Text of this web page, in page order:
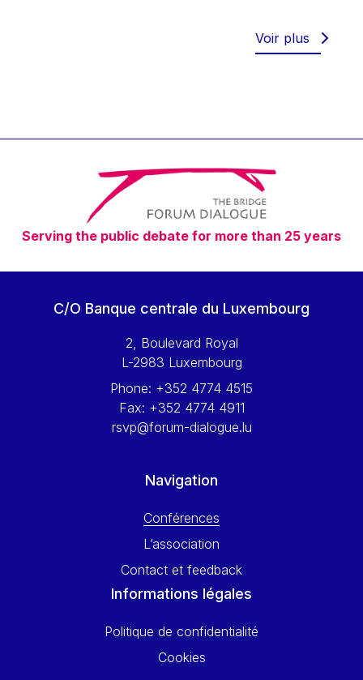
Timothy Radcliffe
Vaclav Klaus
Vassilios Skouris
Vítor Manuel da Silva Caldeira
Viviane Reding
Walter Hagg
Wolfgang Ketterle
Yossi Beillin
Yves FRANCHET
Voir plus
Serving the public debate for more than 25 years
C/O Banque centrale du Luxembourg
2, Boulevard Royal
L-2983 Luxembourg
Phone: +352 4774 4515
Fax: +352 4774 4911
rsvp@forum-dialogue.lu
Navigation
Conférences
L’association
Contact et feedback
Informations légales
Politique de confidentialité
Cookies